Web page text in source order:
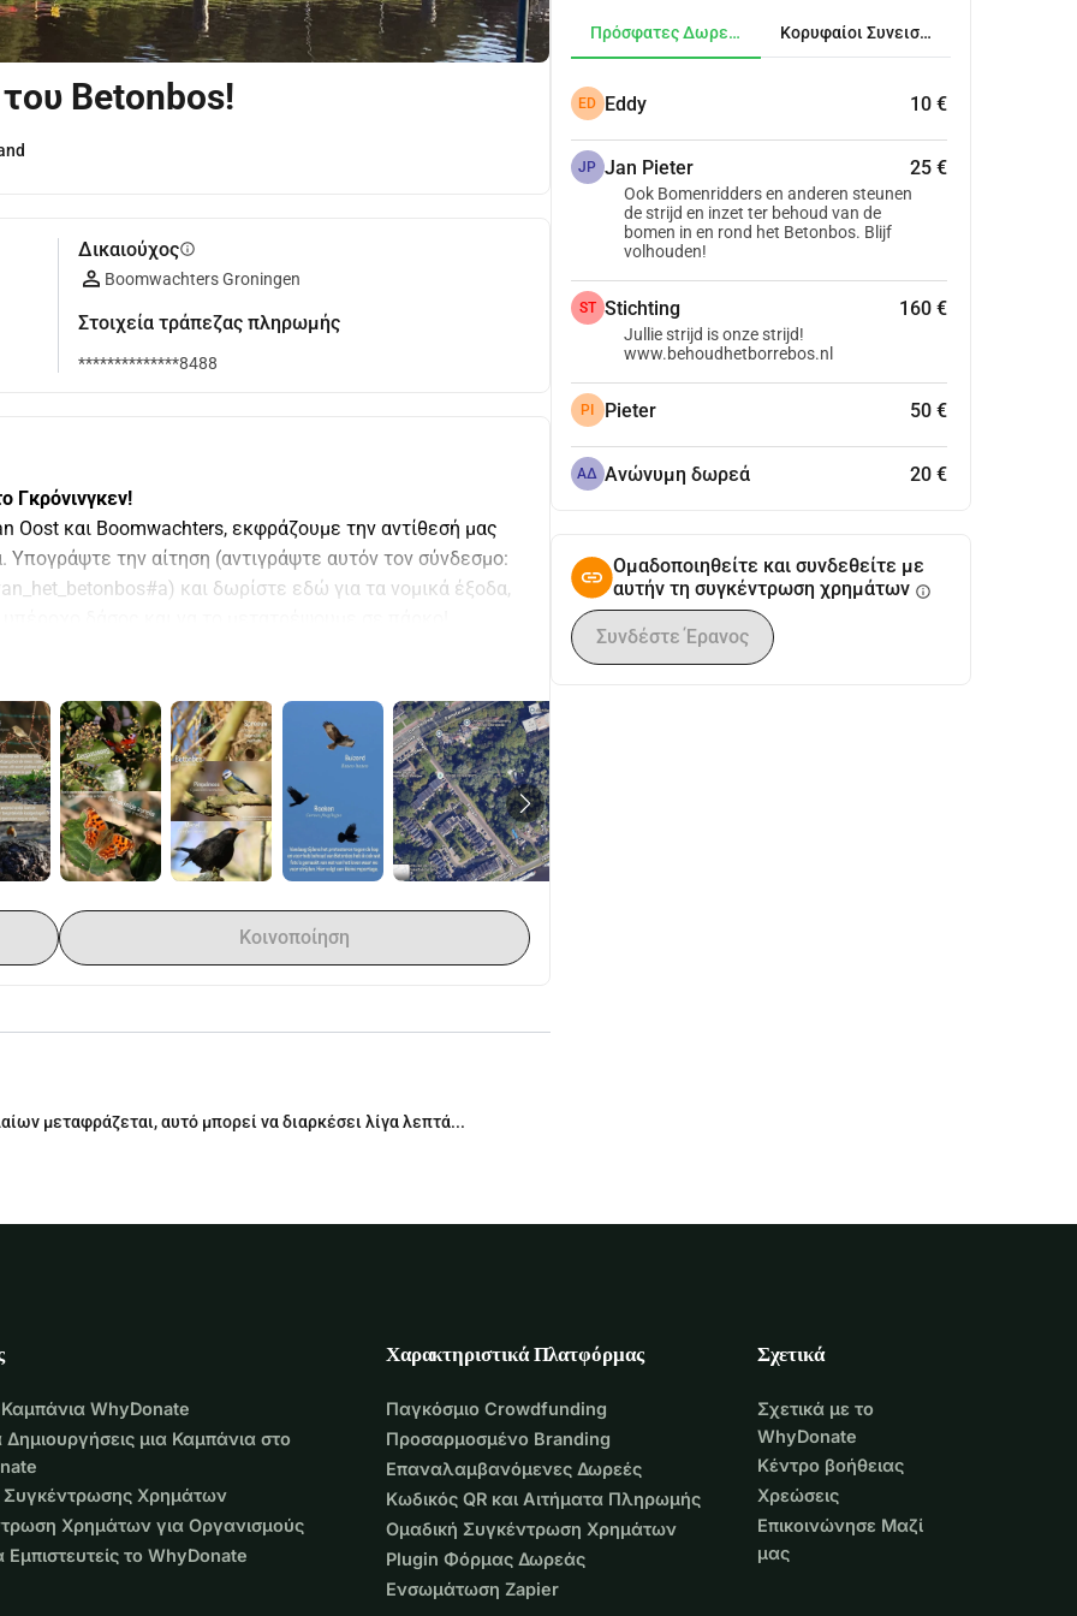
Betonbos!
Δικαιούχοςinfo
Boomwachters Groningen
Στοιχεία τράπεζας πληρωμής
**************8488
Γκρόνινγκεν!
Oost και Boomwachters, εκφράζουμε την αντίθεσή μας
την αίτηση (αντιγράψτε αυτόν τον σύνδεσμο:
και δωρίστε εδώ για τα νομικά έξοδα,
δίπλα στο κέντρο του Γκρόνινγκεν. Τα τελευταία 30
σε παλαιότερα δέντρα. Το όνομα Betonbos είναι
τσιμεντένιες πλάκες. Τα περισσότερα δέντρα είναι
ενός μέρους της μελλοντικής κατοικίας Stadshavens.
Οικολογική Δομή
(SES). Αυτές οι περιοχές είναι κρίσιμες
στο Γκρόνινγκεν.
μελλοντικές κλιματικές προκλήσεις όπως
πράσινο εντός της καθορισμένης ακτίνας των 500
οικολόγος και ακούστε το μαγευτικό τραγούδι των
απογραφής από ειδικούς.
Κοινοποίηση
μεταφράζεται, αυτό μπορεί να διαρκέσει λίγα λεπτά...
Πρόσφατες Δωρεές Κορυφαίοι Συνεισφέροντες
ED Eddy 10 €
JP Jan Pieter 25 €
Ook Bomenridders en anderen steunen
de strijd en inzet ter behoud van de
bomen in en rond het Betonbos. Blijf
volhouden!
ST Stichting 160 €
Jullie strijd is onze strijd!
www.behoudhetborrebos.nl
PI Pieter 50 €
ΑΔ Ανώνυμη δωρεά 20 €
Ομαδοποιηθείτε και συνδεθείτε με
αυτήν τη συγκέντρωση χρημάτων info
Συνδέστε Έρανος
Καμπάνια WhyDonate
μια Καμπάνια στο
Συγκέντρωσης Χρημάτων
Χρημάτων για Οργανισμούς
Εμπιστευτείς το WhyDonate
Χαρακτηριστικά Πλατφόρμας
Παγκόσμιο Crowdfunding
Προσαρμοσμένο Branding
Επαναλαμβανόμενες Δωρεές
Κωδικός QR και Αιτήματα Πληρωμής
Ομαδική Συγκέντρωση Χρημάτων
Plugin Φόρμας Δωρεάς
Ενσωμάτωση Zapier
Σχετικά
Σχετικά με το
WhyDonate
Κέντρο βοήθειας
Χρεώσεις
Επικοινώνησε Μαζί
μας